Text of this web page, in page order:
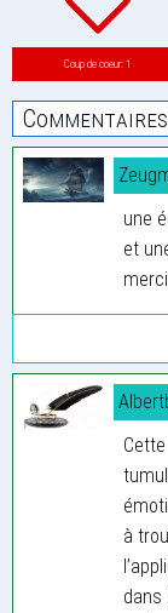
Coup de coeur: 1
une
et
à
dans